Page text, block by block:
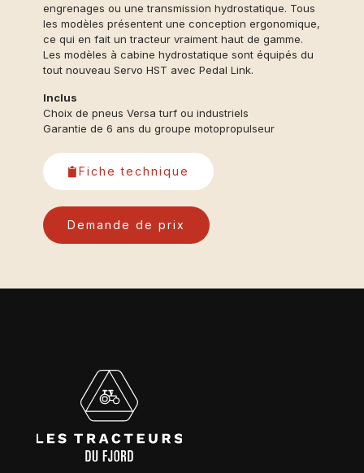
engrenages ou une transmission hydrostatique. Tous
les modèles présentent une conception ergonomique,
ce qui en fait un tracteur vraiment haut de gamme.
Les modèles à cabine hydrostatique sont équipés du
tout nouveau Servo HST avec Pedal Link.
Inclus
Choix de pneus Versa turf ou industriels
Garantie de 6 ans du groupe motopropulseur
Fiche technique
Demande de prix